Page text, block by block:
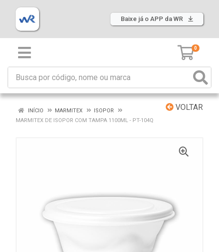
Baixe já o APP da WR
0
VOLTAR
INÍCIO MARMITEX
ISOPOR
MARMITEX DE ISOPOR COM TAMPA 1100ML - PT-104Q